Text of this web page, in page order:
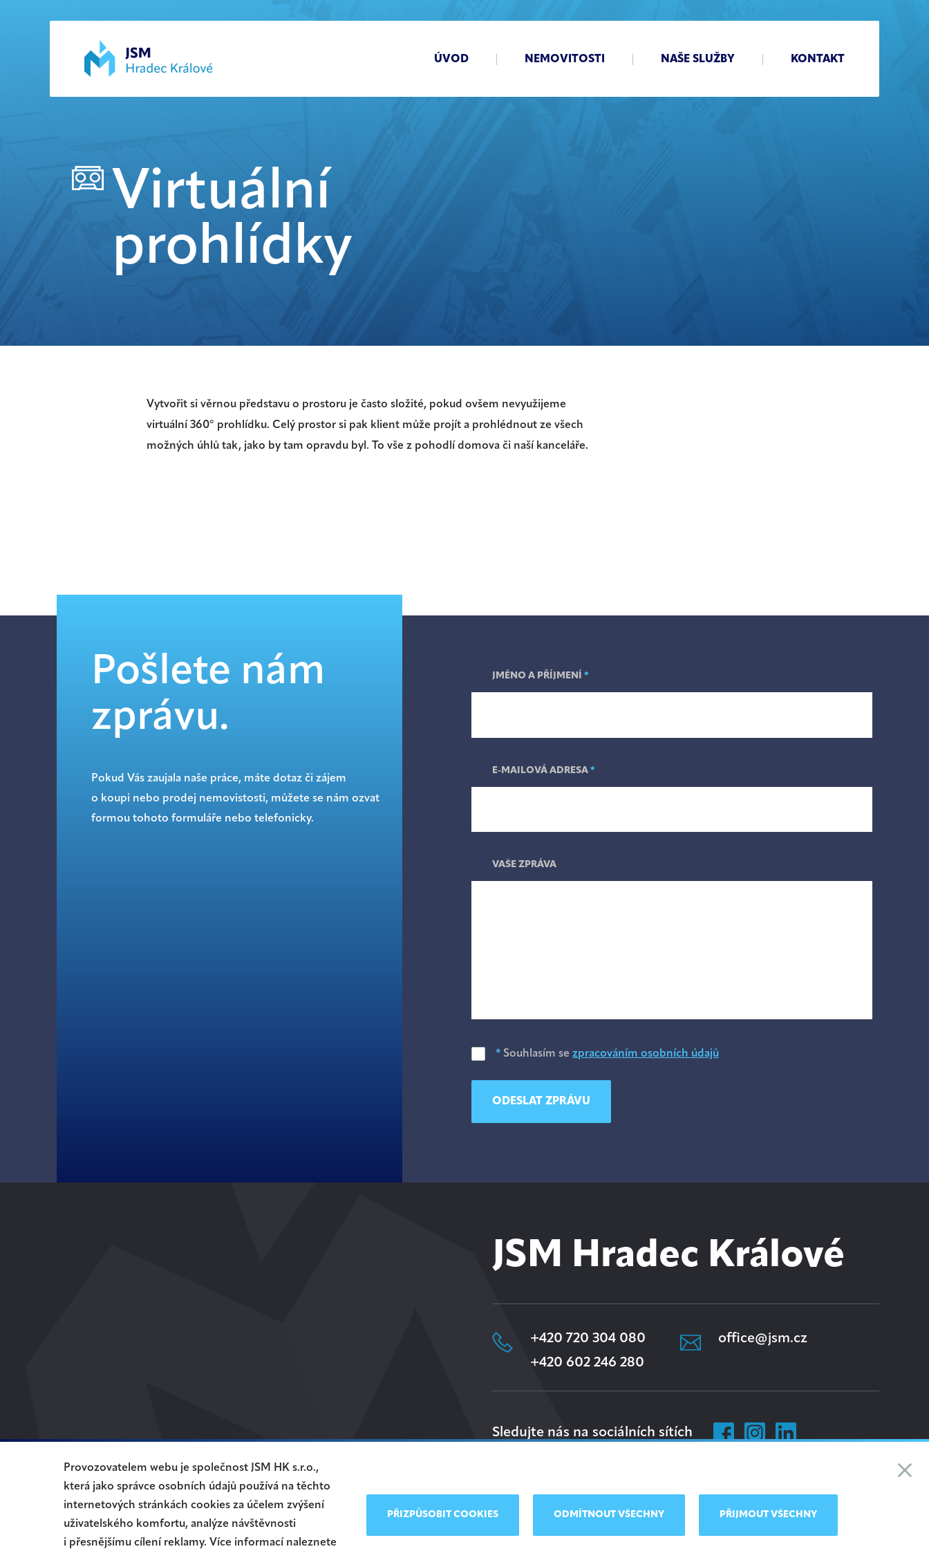
ÚVOD NEMOVITOSTI NAŠE SLUŽBY KONTAKT
Virtuální
prohlídky
Vytvořit si věrnou představu o prostoru je často složité, pokud ovšem nevyužijeme
virtuální 360° prohlídku. Celý prostor si pak klient může projít a prohlédnout ze všech
možných úhlů tak, jako by tam opravdu byl. To vše z pohodlí domova či naší kanceláře.
Pošlete nám
zprávu.
Pokud Vás zaujala naše práce, máte dotaz či zájem
o koupi nebo prodej nemovistosti, můžete se nám ozvat
formou tohoto formuláře nebo telefonicky.
JMÉNO A PŘÍJMENÍ *
E-MAILOVÁ ADRESA *
VAŠE ZPRÁVA
* Souhlasím se zpracováním osobních údajů
ODESLAT ZPRÁVU
JSM Hradec Králové
+420 720 304 080
+420 602 246 280
office@jsm.cz
Sledujte nás na sociálních sítích
Provozovatelem webu je společnost JSM HK s.r.o.,
která jako správce osobních údajů používá na těchto
internetových stránkách cookies za účelem zvýšení
uživatelského komfortu, analýze návštěvnosti
i přesnějšímu cílení reklamy. Více informací naleznete
PŘIZPŮSOBIT COOKIES ODMÍTNOUT VŠECHNY PŘIJMOUT VŠECHNY